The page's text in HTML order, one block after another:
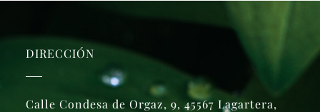
DIRECCIÓN
Calle Condesa de Orgaz, 9, 45567 Lagartera,